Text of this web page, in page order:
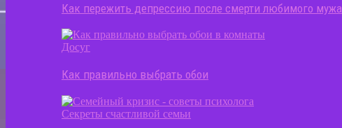
Как пережить депрессию после смерти любимого мужа
Досуг
Как правильно выбрать обои
Секреты счастливой семьи